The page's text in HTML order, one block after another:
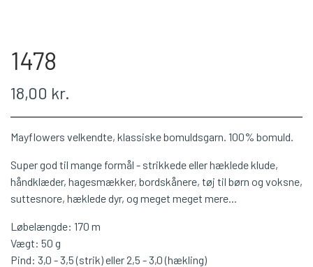
BOMULD 8/4
1478
18,00 kr.
Mayflowers velkendte, klassiske bomuldsgarn. 100% bomuld.
Super god til mange formål - strikkede eller hæklede klude,
håndklæder, hagesmækker, bordskånere, tøj til børn og voksne,
suttesnore, hæklede dyr, og meget meget mere...
Løbelængde: 170 m
Vægt: 50 g
Pind: 3,0 - 3,5 (strik) eller 2,5 - 3,0 (hækling)